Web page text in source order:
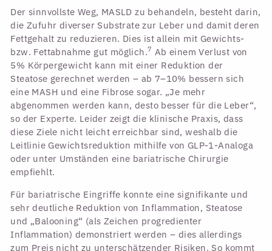
Der sinnvollste Weg, MASLD zu behandeln, besteht darin,
die Zufuhr diverser Substrate zur Leber und damit deren
Fettgehalt zu reduzieren. Dies ist allein mit Gewichts-
bzw. Fettabnahme gut möglich.7 Ab einem Verlust von
5% Körpergewicht kann mit einer Reduktion der
Steatose gerechnet werden – ab 7–10% bessern sich
eine MASH und eine Fibrose sogar. „Je mehr
abgenommen werden kann, desto besser für die Leber“,
so der Experte. Leider zeigt die klinische Praxis, dass
diese Ziele nicht leicht erreichbar sind, weshalb die
Leitlinie Gewichtsreduktion mithilfe von GLP-1-Analoga
oder unter Umständen eine bariatrische Chirurgie
empfiehlt.
Für bariatrische Eingriffe konnte eine signifikante und
sehr deutliche Reduktion von Inflammation, Steatose
und „Balooning“ (als Zeichen progredienter
Inflammation) demonstriert werden – dies allerdings
zum Preis nicht zu unterschätzender Risiken. So kommt